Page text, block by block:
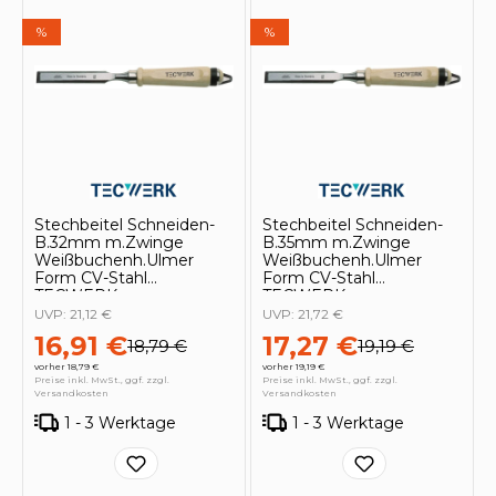
%
Stechbeitel Schneiden-
B.32mm m.Zwinge
Weißbuchenh.Ulmer
Form CV-Stahl
TECWERK
16,91 €18,79 €
vorher 18,79 €
UVP: 21,12 €
Preise inkl. MwSt., ggf. zzgl.
Versandkosten
1 - 3 Werktage
%
Stechbeitel Schneiden-
B.35mm m.Zwinge
Weißbuchenh.Ulmer
Form CV-Stahl
TECWERK
17,27 €19,19 €
vorher 19,19 €
UVP: 21,72 €
Preise inkl. MwSt., ggf. zzgl.
Versandkosten
1 - 3 Werktage